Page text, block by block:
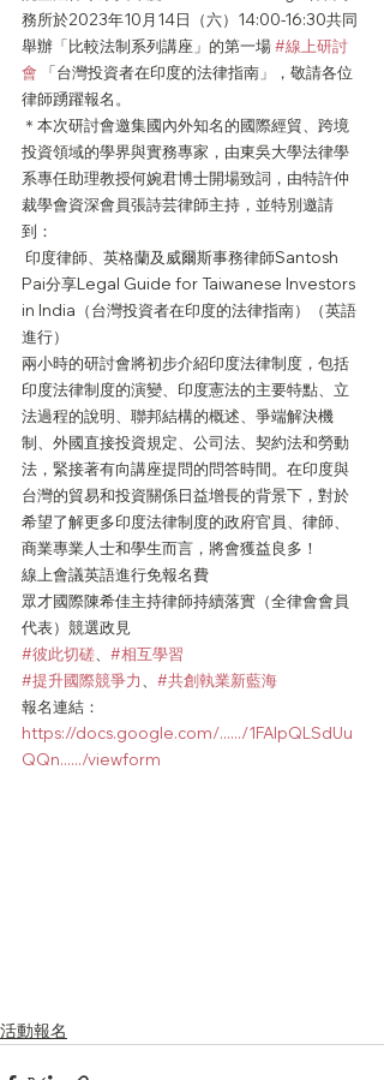
務所於2023年10月14日（六）14:00-16:30共同
舉辦「比較法制系列講座」的第一場 #線上研討
會 「台灣投資者在印度的法律指南」，敬請各位
律師踴躍報名。
＊本次研討會邀集國內外知名的國際經貿、跨境
投資領域的學界與實務專家，由東吳大學法律學
系專任助理教授何婉君博士開場致詞，由特許仲
裁學會資深會員張詩芸律師主持，並特別邀請
到：
Pai分享Legal Guide for Taiwanese Investors
in India（台灣投資者在印度的法律指南）（英語
進行）
兩小時的研討會將初步介紹印度法律制度，包括
印度法律制度的演變、印度憲法的主要特點、立
法過程的說明、聯邦結構的概述、爭端解決機
制、外國直接投資規定、公司法、契約法和勞動
法，緊接著有向講座提問的問答時間。在印度與
台灣的貿易和投資關係日益增長的背景下，對於
希望了解更多印度法律制度的政府官員、律師、
商業專業人士和學生而言，將會獲益良多！
線上會議英語進行免報名費
眾才國際陳希佳主持律師持續落實（全律會會員
代表）競選政見
#彼此切磋
#相互學習
#提升國際競爭力
#共創執業新藍海
報名連結：
https://docs.google.com/....../1FAIpQLSdUu
QQn....../viewform
活動報名